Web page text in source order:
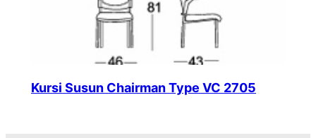
Kursi Susun Chairman Type VC 2705